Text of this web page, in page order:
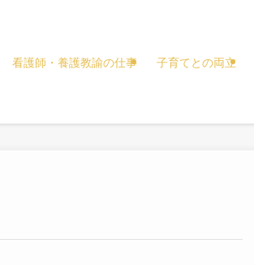
看護師・養護教諭の仕事 子育てとの両立